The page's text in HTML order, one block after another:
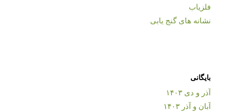
فلزیاب
نشانه های گنج یابی
بایگانی
آذر و دی ۱۴۰۳
آبان و آذر ۱۴۰۳